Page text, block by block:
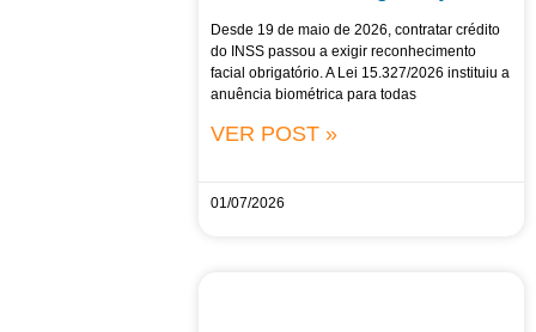
Desde 19 de maio de 2026, contratar crédito
do INSS passou a exigir reconhecimento
facial obrigatório. A Lei 15.327/2026 instituiu a
anuência biométrica para todas
VER POST »
01/07/2026